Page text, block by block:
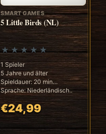
SMART GAMES
5 Little Birds (NL)
1 Spieler
5 Jahre und älter
Spieldauer: 20 min
Sprache: Niederländisch..
€24,99